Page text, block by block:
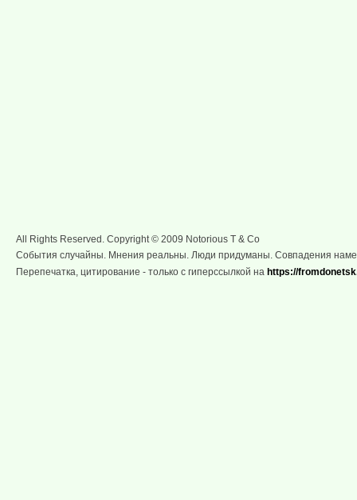
All Rights Reserved. Copyright © 2009 Notorious T & Co
События случайны. Мнения реальны. Люди придуманы. Совпадения
Перепечатка, цитирование - только с гиперссылкой на https://